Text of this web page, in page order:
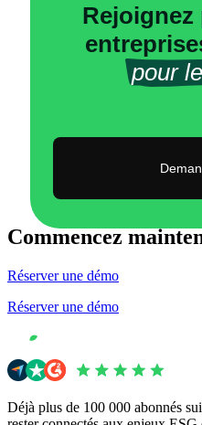
Rejoignez
pour
Commencez
Réserver une démo
Réserver une démo
Déjà plus de 100 000 abonnés